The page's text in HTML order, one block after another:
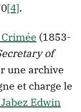
[4].
(1853-
of
une archive
et charge le
Edwin